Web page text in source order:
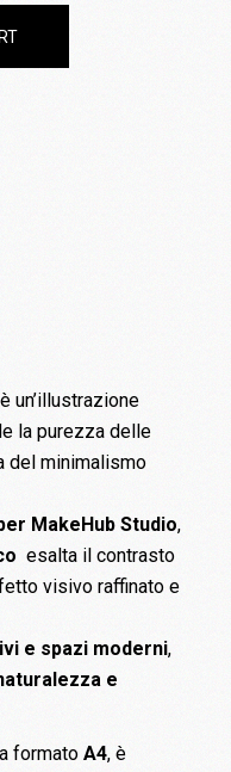
artistico moderno in
è un’illustrazione
la purezza delle
del minimalismo
MakeHub Studio,
esalta il contrasto
visivo raffinato e
e spazi moderni,
e
formatoA4, è